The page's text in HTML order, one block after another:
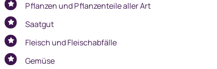
Pflanzen und Pflanzenteile aller Art
Saatgut
Fleisch und Fleischabfälle
Gemüse